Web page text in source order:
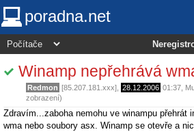
poradna.net
Winamp nepřehrává
Redmon [85.207.181.xxx], 28.12.2006 01:37
zobrazení)
Zdravím...zaboha nemohu ve winampu přehrát
wma nebo soubory asx. Winamp se otevře a